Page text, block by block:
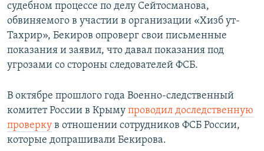
судебном процессе по делу Сейтосманова,
обвиняемого в участии в организации «Хизб ут-
Тахрир», Бекиров опроверг свои письменные
показания и заявил, что давал показания под
угрозами со стороны следователей ФСБ.
В октябре прошлого года Военно-следственный
комитет России в Крыму проводил доследственную
проверку в отношении сотрудников ФСБ России,
которые допрашивали Бекирова.